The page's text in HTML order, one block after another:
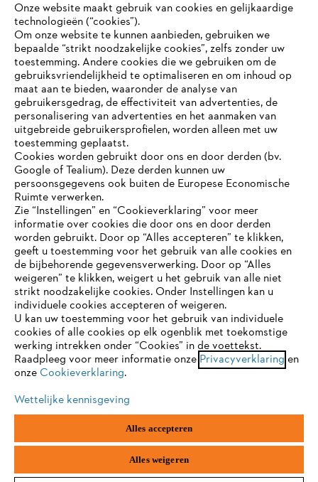
#STIHL
Bedrijf
STIHL FAQ
Contact
Gegevensbescherming Impressum
ANDREAS STIHL NV, Veurtstraat 117, 2870Puurs-Sint-Amands,
België/Belgique
VAT Number: BE 0427.714.768
JE BROWSER WORDT NIET
ONDERSTEUND
Je gebruikt een browser die we nog niet ondersteunen. Om
onze website optimaal te kunnen gebruiken, raden we aan dat
je overschakelt op één van de volgende browsers:
firefox
safari edge
Onze website maakt gebruik van cookies en gelijkaardige
technologieën (“cookies”).
Om onze website te kunnen aanbieden, gebruiken we
bepaalde “strikt noodzakelijke cookies”, zelfs zonder uw
toestemming. Andere cookies die we gebruiken om de
gebruiksvriendelijkheid te optimaliseren en om inhoud op
maat aan te bieden, waaronder de analyse van
gebruikersgedrag, de effectiviteit van advertenties, de
personalisering van advertenties en het aanmaken van
uitgebreide gebruikersprofielen, worden alleen met uw
toestemming geplaatst.
Cookies worden gebruikt door ons en door derden (bv.
Google of Tealium). Deze derden kunnen uw
persoonsgegevens ook buiten de Europese Economische
Ruimte verwerken.
Zie “Instellingen” en “Cookieverklaring” voor meer
informatie over cookies die door ons en door derden
worden gebruikt. Door op “Alles accepteren” te klikken,
geeft u toestemming voor het gebruik van alle cookies en
de bijbehorende gegevensverwerking. Door op “Alles
weigeren” te klikken, weigert u het gebruik van alle niet
strikt noodzakelijke cookies. Onder Instellingen kan u
individuele cookies accepteren of weigeren.
U kan uw toestemming voor het gebruik van individuele
cookies of alle cookies op elk ogenblik met toekomstige
werking intrekken onder “Cookies” in de voettekst.
Raadpleeg voor meer informatie onze Privacyverklaring en
onze Cookieverklaring.
Wettelijke kennisgeving
Alles accepteren
Alles weigeren